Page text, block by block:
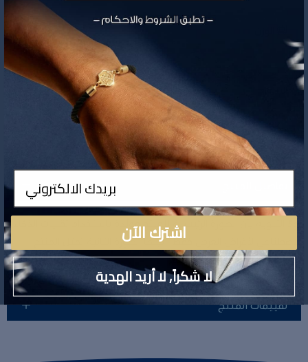
931.99
نودّ التنويه بأن الصورة الرئيسية للمنتج مولّدة باستخدام تقنيات الذكاء
الاصطناعي لأغراض العرض فقط ، بينما الصورة الثانية تمثل المنتج
الحقيقي كما هو على أرض الواقع
تقييمات المنتج
ادخال
اشترك الآن
لا شكراً, لا أريد الهدية